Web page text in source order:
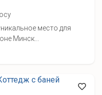
место для
Минск...